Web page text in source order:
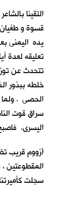
التقينا
قسوة و
يده اليمنى
تعليقه لعدة
تتحدث عن
خلطه ببذور
الحصى .
سراق قوت
اليسرى.
(زووم قريب
المقطوعتين
سجلت